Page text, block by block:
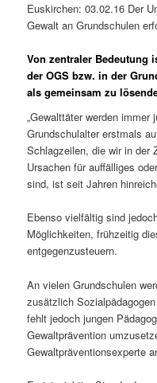
Euskirchen: 03.02.16 Der
Gewalt an Grundschulen
Von zentraler Bedeutung
der OGS bzw. in der
als gemeinsam zu
„Gewalttäter werden
Grundschulalter erstmals
Schlagzeilen, die wir in der
Ursachen für auffälliges
sind, ist seit Jahren
Ebenso vielfältig sind
Möglichkeiten, frühzeitig
entgegenzusteuern.
An vielen Grundschulen
zusätzlich
fehlt jedoch jungen
Gewaltprävention
Gewaltpräventionsexperte